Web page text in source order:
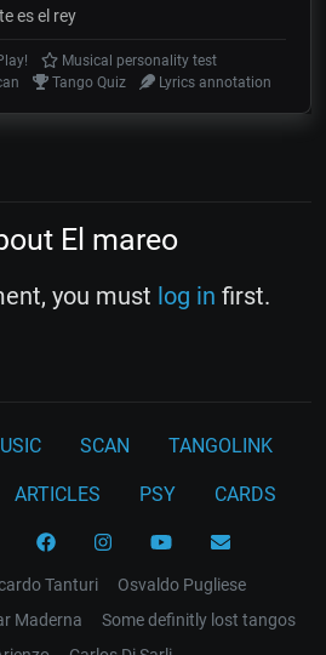
es el rey
Musical personality test
Tango Quiz Lyrics annotation
El mareo
you must log in first.
SCAN TANGOLINK
ARTICLES PSY CARDS
Tanturi
Osvaldo Pugliese
Maderna
Some definitly lost tangos